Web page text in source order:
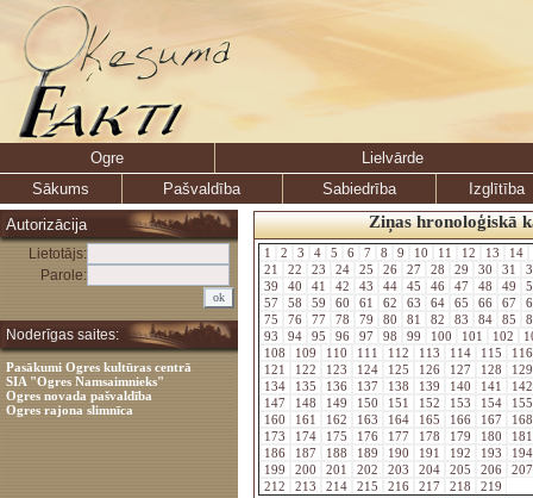
Ogre
Lielvārde
Sākums
Pašvaldība Sabiedrība
Izglītība
Autorizācija
Lietotājs:
Parole:
Noderīgas saites:
Pasākumi Ogres kultūras centrā
SIA "Ogres Namsaimnieks"
Ogres novada pašvaldība
Ogres rajona slimnīca
Ziņas hronoloģiskā
1 2 3 4 5 6 7 8 9 10 11 12 13 14
21
22 23 24 25 26 27 28 29 30 31
39
40 41 42 43 44 45 46 47 48 49
57
58 59 60 61 62 63 64 65 66 67
75
76 77 78 79 80 81 82 83 84 85
93
94 95 96 97 98 99 100 101 102
108
109 110 111 112 113 114 115
121
122 123 124 125 126 127 128
134
135 136 137 138 139 140 141
147
148 149 150 151 152 153 154
160
161 162 163 164 165 166 167
173
174 175 176 177 178 179 180
186
187 188 189 190 191 192 193
199
200 201 202 203 204 205 206
212
213 214 215 216 217 218 219